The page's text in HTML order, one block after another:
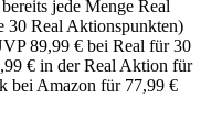
jede Menge Real
30 Real Aktionspunkten)
89,99 € bei Real für 30
€ in der Real Aktion für
bei Amazon für 77,99 €